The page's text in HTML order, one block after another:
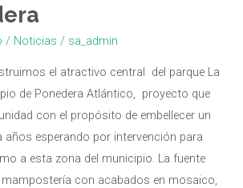
/ Noticias / sa_admin
el atractivo central del parque La
de Ponedera Atlántico, proyecto que
con el propósito de embellecer un
años esperando por intervención para
a esta zona del municipio. La fuente
con acabados en mosaico,